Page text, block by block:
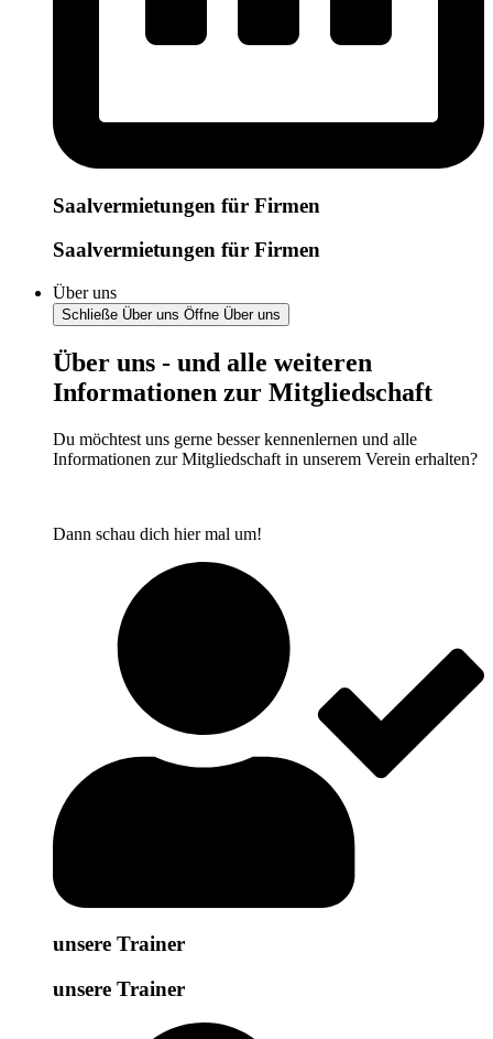
Saalvermietungen für Firmen
Saalvermietungen für Firmen
Über uns
Schließe Über uns Öffne Über uns
Über uns - und alle weiteren
Informationen zur Mitgliedschaft
Du möchtest uns gerne besser kennenlernen und alle
Informationen zur Mitgliedschaft in unserem Verein erhalten?
Dann schau dich hier mal um!
unsere Trainer
unsere Trainer